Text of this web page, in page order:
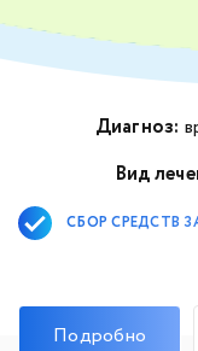
Диагноз:
Вид
СБОР СРЕДСТВ
Подробно